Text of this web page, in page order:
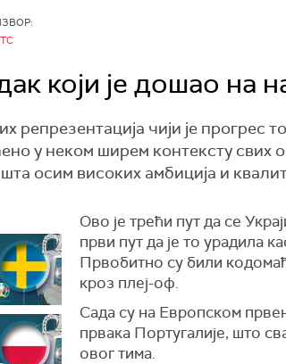
који је дошао на
репрезентација чији је
у неком ширем контексту свих
осим високих амбиција и
Ово је трећи пут да се
први пут да је то урадила
Првобитно су били
кроз плеј-оф.
Сада су на Европском
првака Португалије, што
овог тима.